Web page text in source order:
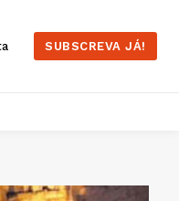
SUBSCREVA JÁ!